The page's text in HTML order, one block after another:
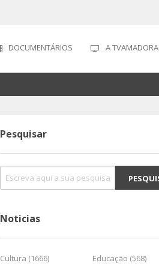
DOCUMENTÁRIOS A TVAMADORA
Pesquisar
Noticias
Cultura (1666)
Educação (568)